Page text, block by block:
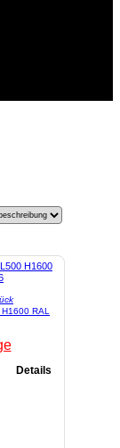
RAL
Details